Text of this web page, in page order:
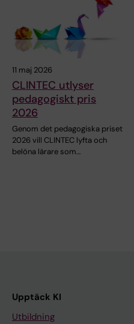
11 maj 2026
CLINTEC utlyser
pedagogiskt pris
2026
Genom det pedagogiska priset
2026 vill CLINTEC lyfta och
belöna lärare som…
Upptäck KI
Utbildning